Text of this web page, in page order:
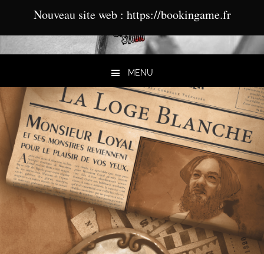
MENU
Aller au contenu
Nouveau site web : https://bookingame.fr